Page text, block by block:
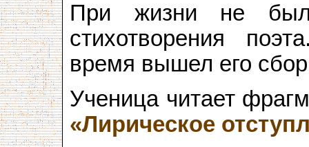
При жизни не
стихотворения
время вышел его
Ученица читает
«Лирическое